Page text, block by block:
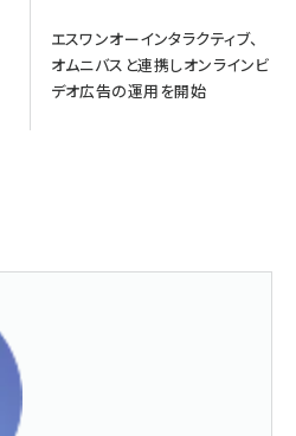
エスワンオーインタラクティブ、
オムニバスと連携しオンラインビ
デオ広告の運用を開始